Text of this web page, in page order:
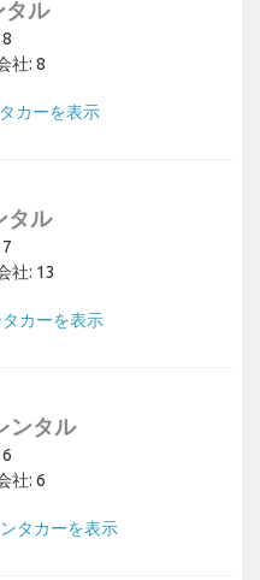
タル
社: 8
カーを表示
タル
社: 13
カーを表示
ンタル
社: 6
タカーを表示